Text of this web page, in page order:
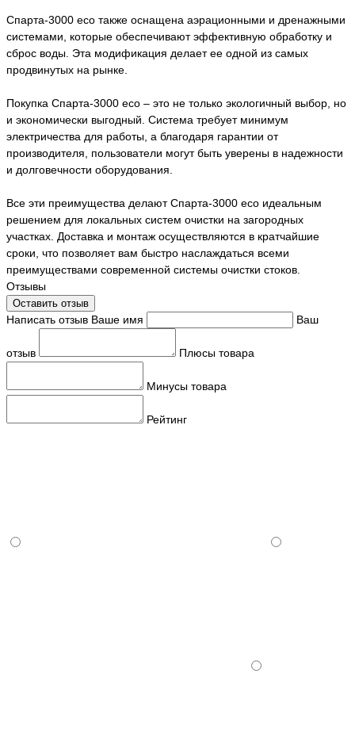
Спарта-3000 eco также оснащена аэрационными и дренажными
системами, которые обеспечивают эффективную обработку и
сброс воды. Эта модификация делает ее одной из самых
продвинутых на рынке.
Покупка Спарта-3000 eco – это не только экологичный выбор, но
и экономически выгодный. Система требует минимум
электричества для работы, а благодаря гарантии от
производителя, пользователи могут быть уверены в надежности
и долговечности оборудования.
Все эти преимущества делают Спарта-3000 eco идеальным
решением для локальных систем очистки на загородных
участках. Доставка и монтаж осуществляются в кратчайшие
сроки, что позволяет вам быстро наслаждаться всеми
преимуществами современной системы очистки стоков.
Отзывы
Оставить отзыв
Написать отзыв Ваше имя Ваш
отзыв Плюсы товара
Минусы товара
Рейтинг